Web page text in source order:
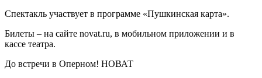
Спектакль участвует в программе «Пушкинская карта».
Билеты – на сайте novat.ru, в мобильном приложении и в
кассе театра.
До встречи в Оперном! НОВАТ